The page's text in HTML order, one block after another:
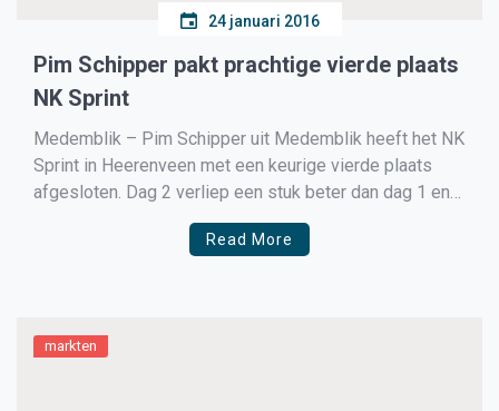
24 januari 2016
Pim Schipper pakt prachtige vierde plaats
NK Sprint
Medemblik – Pim Schipper uit Medemblik heeft het NK
Sprint in Heerenveen met een keurige vierde plaats
afgesloten. Dag 2 verliep een stuk beter dan dag 1 en
vooral zijn 2e 1000 meter verliep een stuk beter dan
zijn eerste op vrijdag. Met een tijd van 1:09.47 wist Pim
Read More
markten